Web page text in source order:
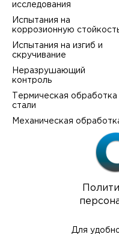
исследования
Испытания на
коррозионную
Испытания на изгиб и
скручивание
Неразрушающий
контроль
Термическая обработка
стали
Механическая
Для